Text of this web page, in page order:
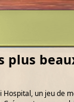
plus
Hospital, un jeu de